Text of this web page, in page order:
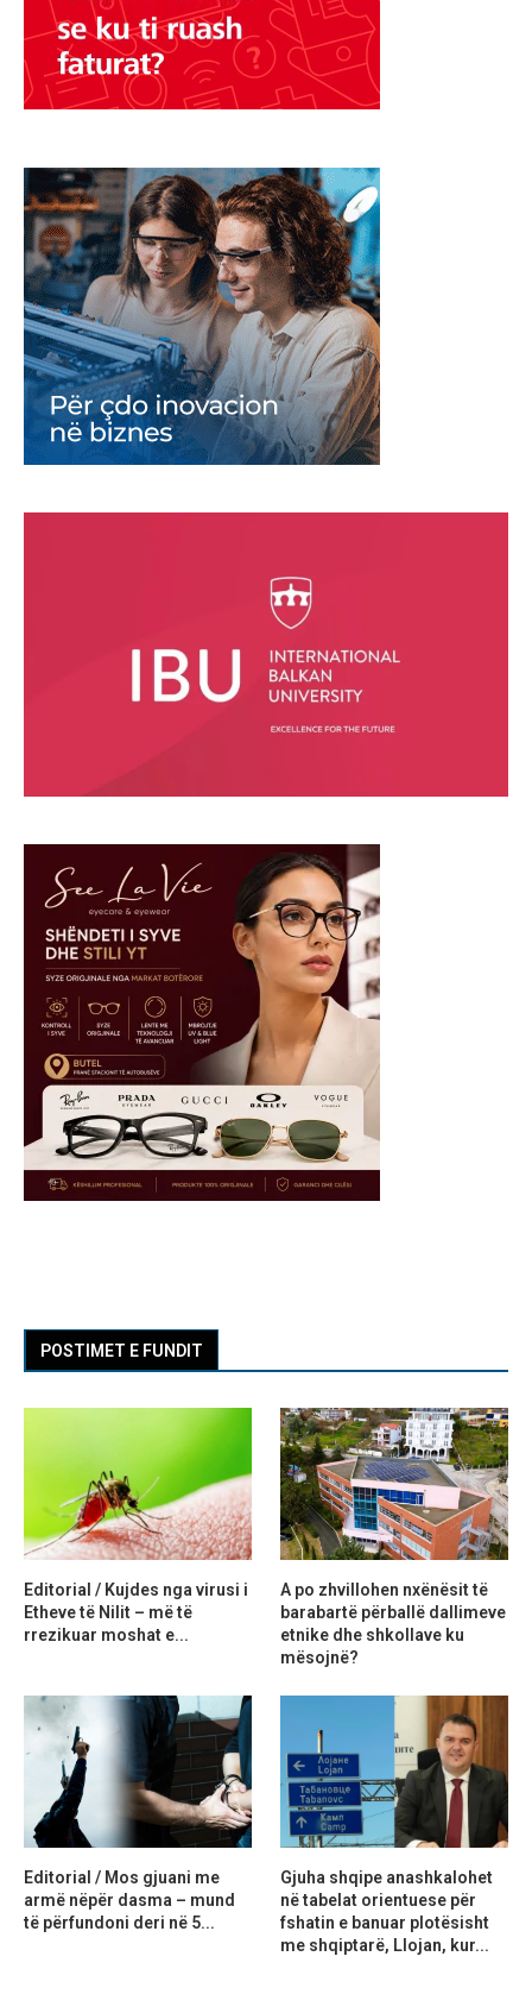
POSTIMET E FUNDIT
Editorial / Kujdes nga virusi i
Etheve të Nilit – më të
rrezikuar moshat e...
A po zhvillohen nxënësit të
barabartë përballë dallimeve
etnike dhe shkollave ku
mësojnë?
Editorial / Mos gjuani me
armë nëpër dasma – mund
të përfundoni deri në 5...
Gjuha shqipe anashkalohet
në tabelat orientuese për
fshatin e banuar plotësisht
me shqiptarë, Llojan, kur...